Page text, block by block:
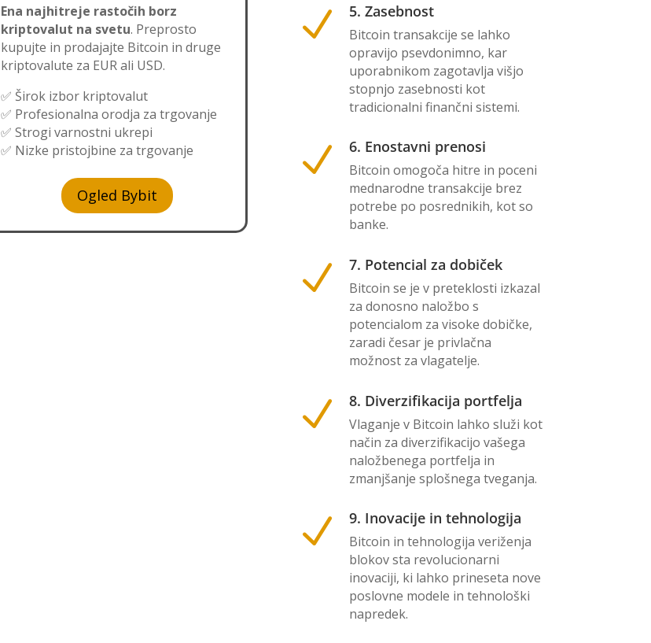
Ena najhitreje rastočih borz
kriptovalut na svetu. Preprosto
kupujte in prodajajte Bitcoin in druge
kriptovalute za EUR ali USD.
✅ Širok izbor kriptovalut
✅ Profesionalna orodja za trgovanje
✅ Strogi varnostni ukrepi
✅ Nizke pristojbine za trgovanje
Ogled Bybit
N 5. Zasebnost
Bitcoin transakcije se lahko
opravijo psevdonimno, kar
uporabnikom zagotavlja višjo
stopnjo zasebnosti kot
tradicionalni finančni sistemi.
N 6. Enostavni prenosi
Bitcoin omogoča hitre in poceni
mednarodne transakcije brez
potrebe po posrednikih, kot so
banke.
N 7. Potencial za dobiček
Bitcoin se je v preteklosti izkazal
za donosno naložbo s
potencialom za visoke dobičke,
zaradi česar je privlačna
možnost za vlagatelje.
N 8. Diverzifikacija portfelja
Vlaganje v Bitcoin lahko služi kot
način za diverzifikacijo vašega
naložbenega portfelja in
zmanjšanje splošnega tveganja.
N 9. Inovacije in tehnologija
Bitcoin in tehnologija veriženja
blokov sta revolucionarni
inovaciji, ki lahko prineseta nove
poslovne modele in tehnološki
napredek.